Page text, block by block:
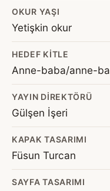
OKUR YAŞI
Yetişkin okur
HEDEF KITLE
Anne-baba/anne-
YAYIN DIREKTÖRÜ
Gülşen İşeri
KAPAK TASARIMI
Füsun Turcan
SAYFA TASARIMI